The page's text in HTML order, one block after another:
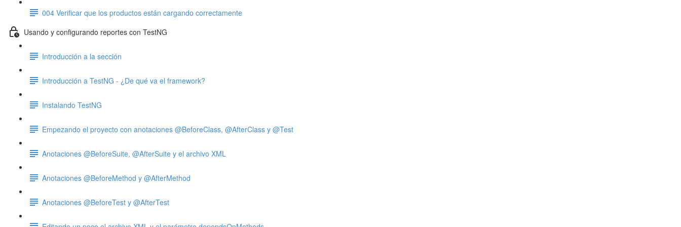
004 Verificar que los productos están cargando correctamente
Usando y configurando reportes con TestNG
Introducción a la sección
Introducción a TestNG - ¿De qué va el framework?
Instalando TestNG
Empezando el proyecto con anotaciones @BeforeClass, @AfterClass y @Test
Anotaciones @BeforeSuite, @AfterSuite y el archivo XML
Anotaciones @BeforeMethod y @AfterMethod
Anotaciones @BeforeTest y @AfterTest